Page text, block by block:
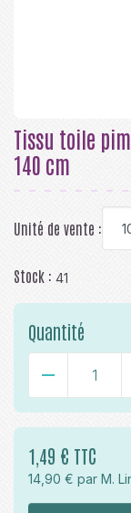
Tissu toile
140 cm
Unité de vente :
Stock : 41
Quantité
-
1,49 € TTC
14,90 € par M.